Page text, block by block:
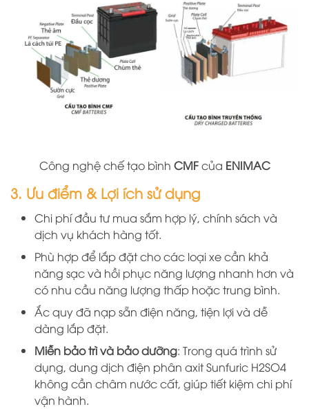
Công nghệ chế tạo bình CMFcủa ENIMAC
3. Ưu điểm & Lợi ích sử dụng
Chi phí đầu tư mua sắm hợp lý, chính sách và
dịch vụ khách hàng tốt.
Phù hợp để lắp đặt cho các loại xe cần khả
năng sạc và hồi phục năng lượng nhanh hơn và
có nhu cầu năng lượng thấp hoặc trung bình.
Ắc quy đã nạp sẵn điện năng, tiện lợi và dễ
dàng lắp đặt.
Miễn bảo trì và bảo dưỡng: Trong quá trình sử
dụng, dung dịch điện phân axit Sunfuric H2SO4
không cần châm nước cất, giúp tiết kiệm chi phí
vận hành.